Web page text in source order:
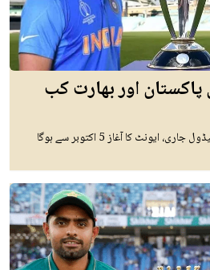
2023 میں پاکستان اور بھارت کب
کا آغاز 5 اکتوبر سے ہوگا